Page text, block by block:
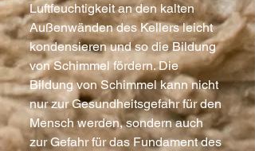
Luftfeuchtigkeit an den kalten
Außenwänden des Kellers leicht
kondensieren und so die Bildung
von Schimmel fördern. Die
Bildung von Schimmel kann nicht
nur zur Gesundheitsgefahr für den
Mensch werden, sondern auch
zur Gefahr für das Fundament des